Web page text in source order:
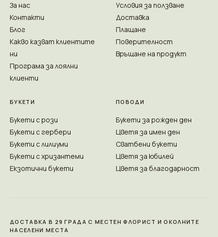
За нас
Контакти
Блог
Какво казват клиентите
ни
Програма за лоялни
клиенти
Условия за ползване
Доставка
Плащане
Поверителност
Връщане на продукт
БУКЕТИ
Букети с рози
Букети с гербери
Букети с лилиуми
Букети с хризантеми
Екзотични букети
ПОВОДИ
Букети за рожден ден
Цветя за имен ден
Сватбени букети
Цветя за юбилей
Цветя за благодарност
ДОСТАВКА В 29 ГРАДА С МЕСТЕН ФЛОРИСТ И ОКОЛНИТЕ
НАСЕЛЕНИ МЕСТА